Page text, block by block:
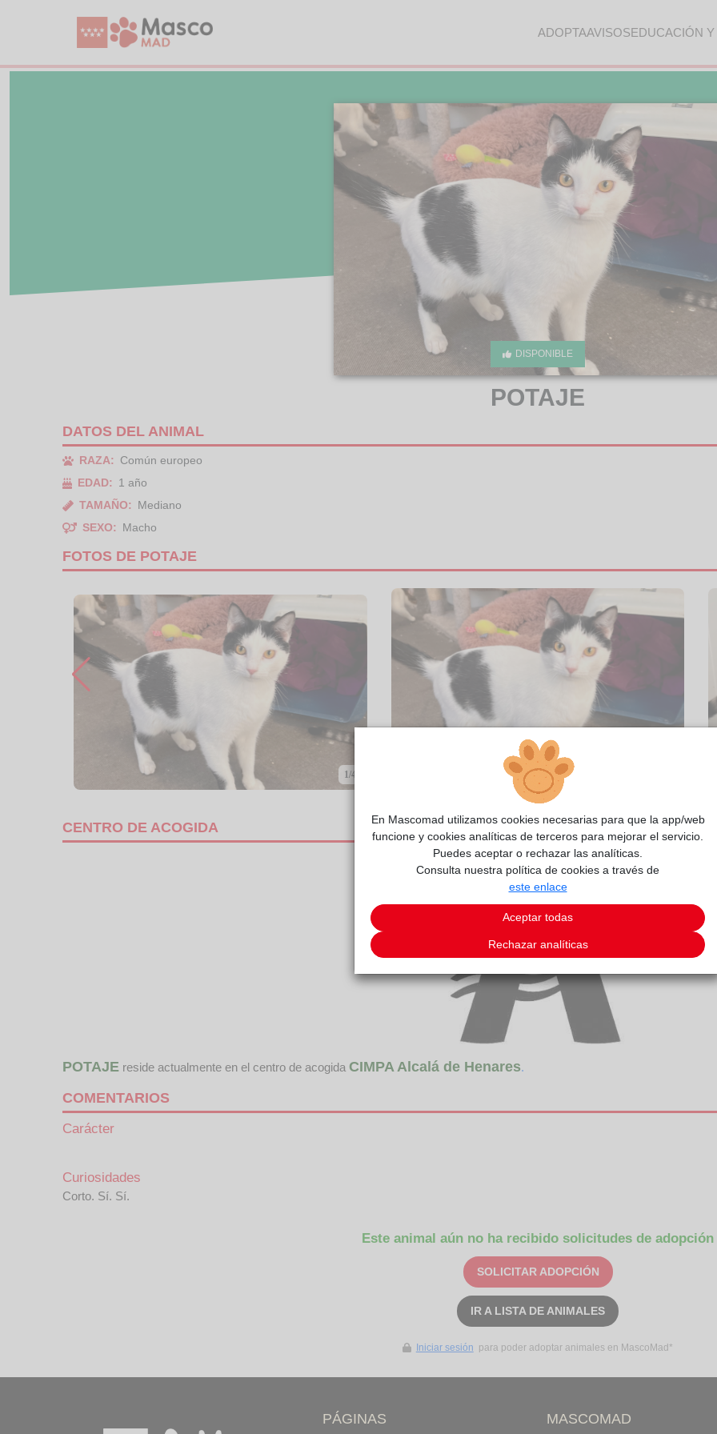
ADOPTAAVISOSEDUCACIÓN
DISPONIBLE
POTAJE
DATOS DEL ANIMAL
RAZA:
Común europeo
EDAD:
1 año
TAMAÑO:
Mediano
SEXO:
Macho
FOTOS DE POTAJE
1/4
CENTRO DE ACOGIDA
POTAJE reside actualmente en el centro de acogida CIMPA Alcalá de Henares.
COMENTARIOS
Carácter
Curiosidades
Corto. Sí. Sí.
Este animal aún no ha recibido solicitudes de adopción
SOLICITAR ADOPCIÓN
IR A LISTA DE ANIMALES
Iniciar sesión para poder adoptar animales en MascoMad*
PÁGINAS MASCOMAD
En Mascomad utilizamos cookies necesarias para que la app/web
funcione y cookies analíticas de terceros para mejorar el servicio.
Puedes aceptar o rechazar las analíticas.
Consulta nuestra política de cookies a través de
este enlace
Aceptar todas
Rechazar analíticas